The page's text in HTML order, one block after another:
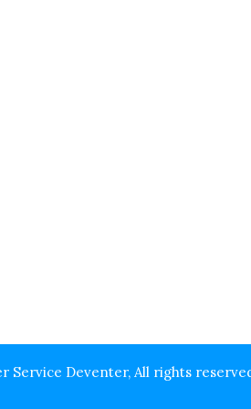
Service Deventer, All rights